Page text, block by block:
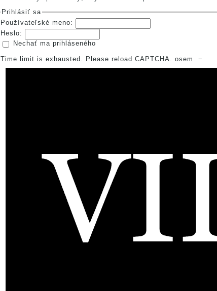
Prihlásiť sa
Používateľské meno:
Heslo:
Nechať ma prihláseného
Time limit is exhausted. Please reload CAPTCHA. osem −